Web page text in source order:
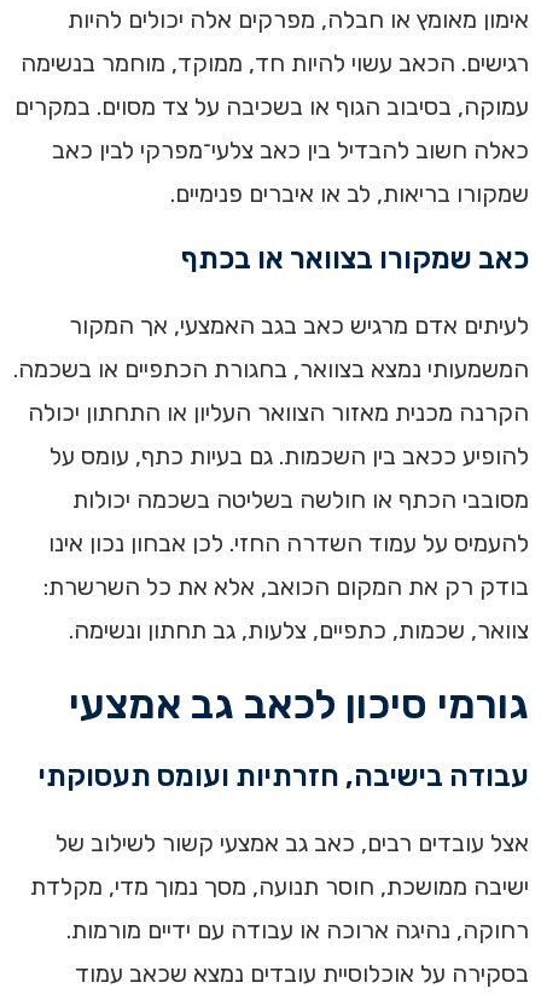
אימון מאומץ או חבלה, מפרקים אלה יכולים להיות
רגישים. הכאב עשוי להיות חד, ממוקד, מוחמר בנשימה
עמוקה, בסיבוב הגוף או בשכיבה על צד מסוים. במקרים
כאלה חשוב להבדיל בין כאב צלעי־מפרקי לבין כאב
שמקורו בריאות, לב או איברים פנימיים.
כאב שמקורו בצוואר או בכתף
לעיתים אדם מרגיש כאב בגב האמצעי, אך המקור
המשמעותי נמצא בצוואר, בחגורת הכתפיים או בשכמה.
הקרנה מכנית מאזור הצוואר העליון או התחתון יכולה
להופיע ככאב בין השכמות. גם בעיות כתף, עומס על
מסובבי הכתף או חולשה בשליטה בשכמה יכולות
להעמיס על עמוד השדרה החזי. לכן אבחון נכון אינו
בודק רק את המקום הכואב, אלא את כל השרשרת:
צוואר, שכמות, כתפיים, צלעות, גב תחתון ונשימה.
גורמי סיכון לכאב גב אמצעי
עבודה בישיבה, חזרתיות ועומס תעסוקתי
אצל עובדים רבים, כאב גב אמצעי קשור לשילוב של
ישיבה ממושכת, חוסר תנועה, מסך נמוך מדי, מקלדת
רחוקה, נהיגה ארוכה או עבודה עם ידיים מורמות.
בסקירה על אוכלוסיית עובדים נמצא שכאב עמוד